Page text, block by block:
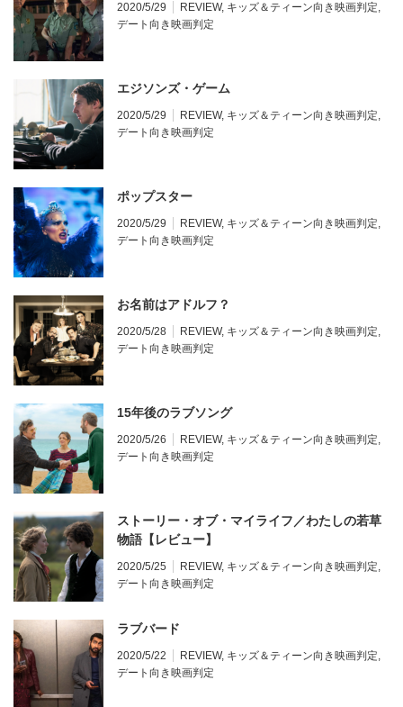
2020/5/29 REVIEW, キッズ＆ティーン向き映画判定,
デート向き映画判定
エジソンズ・ゲーム
2020/5/29 REVIEW, キッズ＆ティーン向き映画判定,
デート向き映画判定
ポップスター
2020/5/29 REVIEW, キッズ＆ティーン向き映画判定,
デート向き映画判定
お名前はアドルフ？
2020/5/28 REVIEW, キッズ＆ティーン向き映画判定,
デート向き映画判定
15年後のラブソング
2020/5/26 REVIEW, キッズ＆ティーン向き映画判定,
デート向き映画判定
ストーリー・オブ・マイライフ／わたしの若草
物語【レビュー】
2020/5/25 REVIEW, キッズ＆ティーン向き映画判定,
デート向き映画判定
ラブバード
2020/5/22 REVIEW, キッズ＆ティーン向き映画判定,
デート向き映画判定